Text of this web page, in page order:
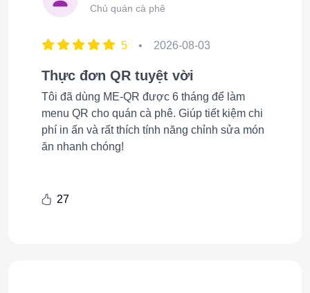
Chủ quán cà phê
5 • 2026-08-03
Thực đơn QR tuyệt vời
Tôi đã dùng ME-QR được 6 tháng để làm
menu QR cho quán cà phê. Giúp tiết kiệm chi
phí in ấn và rất thích tính năng chỉnh sửa món
ăn nhanh chóng!
27